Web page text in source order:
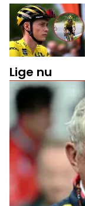
Lige nu